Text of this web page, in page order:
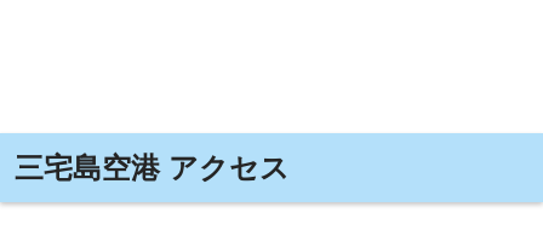
三宅島空港 アクセス